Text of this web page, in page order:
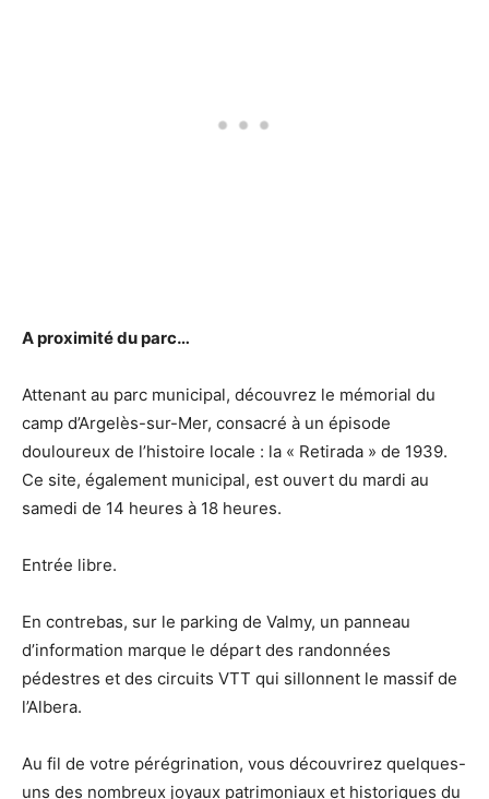
A proximité du parc…
Attenant au parc municipal, découvrez le mémorial du
camp d’Argelès-sur-Mer, consacré à un épisode
douloureux de l’histoire locale : la « Retirada » de 1939.
Ce site, également municipal, est ouvert du mardi au
samedi de 14 heures à 18 heures.
Entrée libre.
En contrebas, sur le parking de Valmy, un panneau
d’information marque le départ des randonnées
pédestres et des circuits VTT qui sillonnent le massif de
l’Albera.
Au fil de votre pérégrination, vous découvrirez quelques-
uns des nombreux joyaux patrimoniaux et historiques du